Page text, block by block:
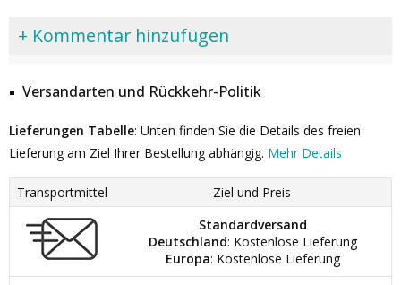
+ Kommentar hinzufügen
Versandarten und Rückkehr-Politik
Lieferungen Tabelle: Unten finden Sie die Details des freien
Lieferung am Ziel Ihrer Bestellung abhängig. Mehr Details
Transportmittel
Ziel und Preis
Standardversand
Deutschland: Kostenlose Lieferung
Europa: Kostenlose Lieferung